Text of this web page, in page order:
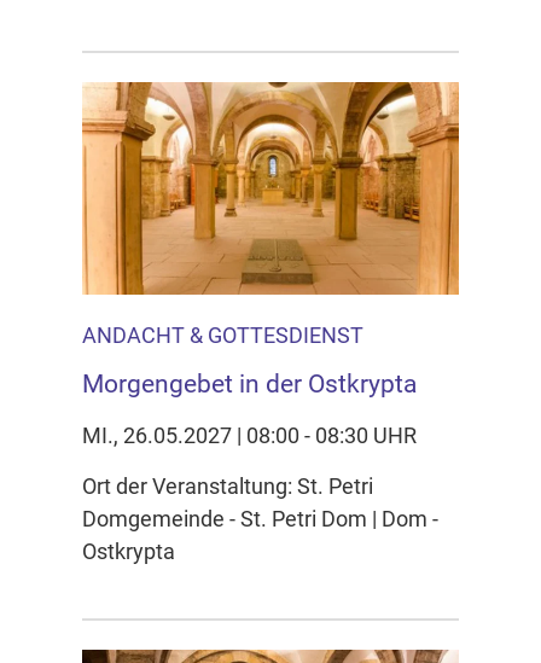
ANDACHT & GOTTESDIENST
Morgengebet in der Ostkrypta
MI., 26.05.2027 | 08:00 - 08:30 UHR
Ort der Veranstaltung: St. Petri
Domgemeinde - St. Petri Dom | Dom -
Ostkrypta